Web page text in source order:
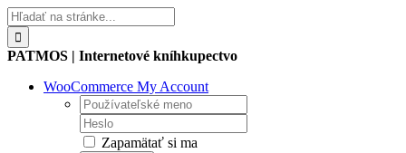
Skip
to
content
Hľadať:
PATMOS | Internetové kníhkupectvo
WooCommerce My Account
Username:
Password:
Zapamätať si ma